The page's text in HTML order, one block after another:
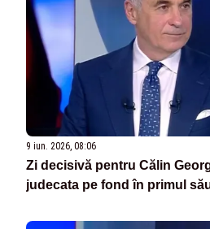
9 iun. 2026, 08:06
Zi decisivă pentru Călin
judecata pe fond în primul